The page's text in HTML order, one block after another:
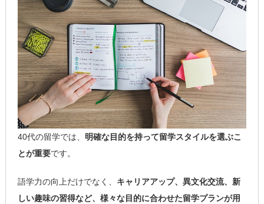
40代の留学では、 明確な目的を持って留学スタイルを選ぶこ
とが重要です。
語学力の向上だけでなく、 キャリアアップ、異文化交流、新
しい趣味の習得など、様々な目的に合わせた留学プランが用